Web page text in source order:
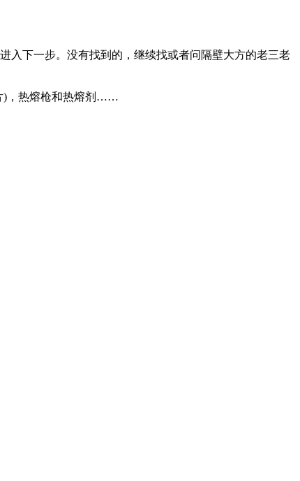
入下一步。没有找到的，继续找或者问隔壁大方的老三老
)，热熔枪和热熔剂……